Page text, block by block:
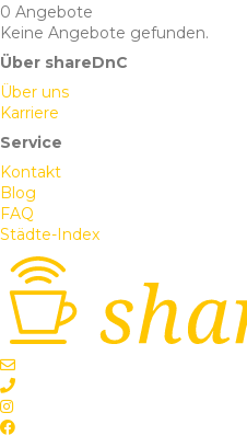
0 Angebote
Keine Angebote gefunden.
Über shareDnC
Über uns
Karriere
Service
Kontakt
Blog
FAQ
Städte-Index